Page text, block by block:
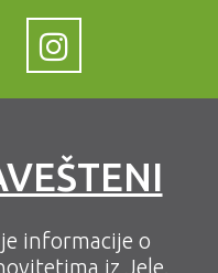
informacije o
iz Jele.